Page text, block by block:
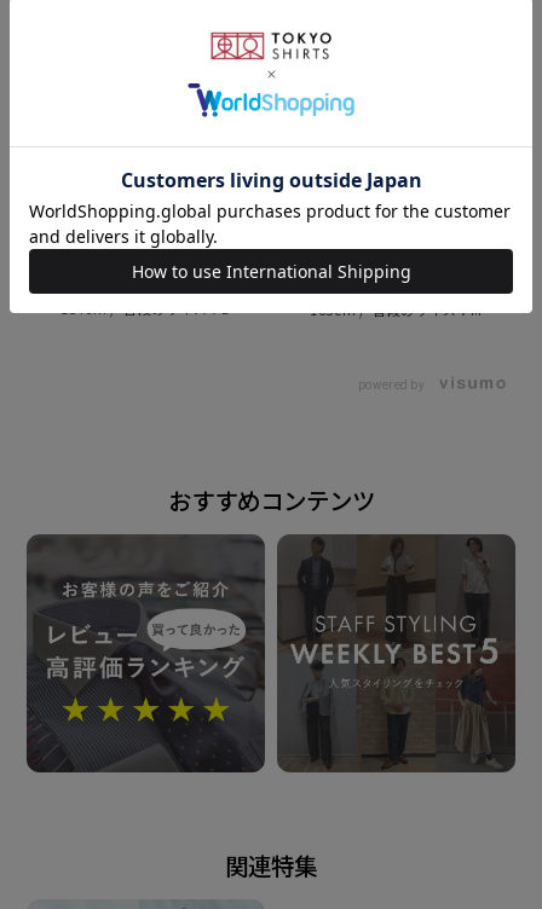
原産国
中国
注意点
※汗や雨などで濡れた状態や強い摩擦等で、他の製品に
ングが発生する恐れや滑脱や目寄れすることがありま
す。
着脱や洗濯の際は引っ張ったり引っ掛けないようご注
意ください。
発売日
2026年5月26日
M
165cm
powered by
おすすめコンテンツ
関連特集